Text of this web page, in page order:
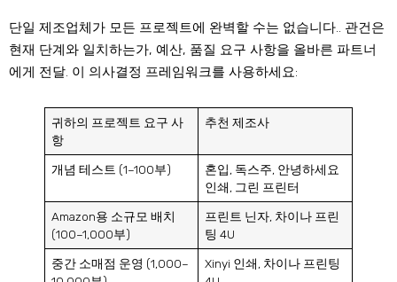
단일 제조업체가 모든 프로젝트에 완벽할 수는 없습니다.. 관건은
현재 단계와 일치하는가, 예산, 품질 요구 사항을 올바른 파트너
에게 전달. 이 의사결정 프레임워크를 사용하세요:
귀하의 프로젝트 요구 사
항
추천 제조사
개념 테스트 (1–100부)
혼입, 독스주, 안녕하세요
인쇄, 그린 프린터
Amazon용 소규모 배치
(100–1,000부)
프린트 닌자, 차이나 프린
팅 4U
중간 소매점 운영 (1,000–
Xinyi 인쇄, 차이나 프린팅